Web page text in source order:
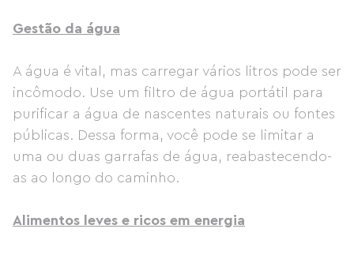
Gestão da água
A água é vital, mas carregar vários litros pode ser
incômodo. Use um filtro de água portátil para
purificar a água de nascentes naturais ou fontes
públicas. Dessa forma, você pode se limitar a
uma ou duas garrafas de água, reabastecendo-
as ao longo do caminho.
Alimentos leves e ricos em energia